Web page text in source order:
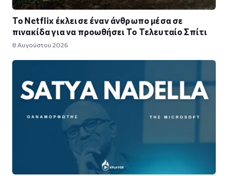
Το Netflix έκλεισε έναν άνθρωπο μέσα σε
πινακίδα για να προωθήσει Το Τελευταίο Σπίτι
8 Αυγούστου 2026